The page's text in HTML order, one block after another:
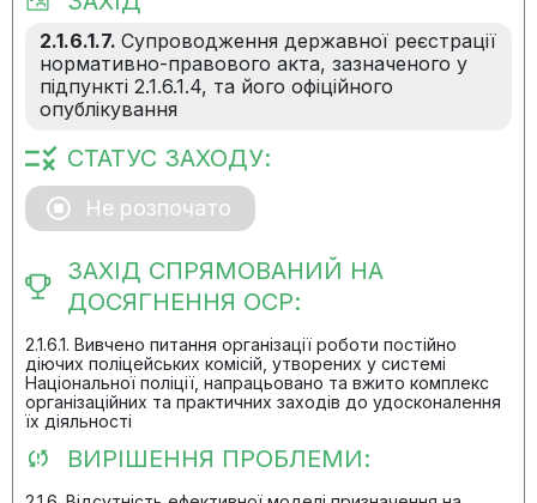
2.1.6.1.7. Супроводження державної реєстрації
нормативно-правового акта, зазначеного у
підпункті 2.1.6.1.4, та його офіційного
опублікування
СТАТУС ЗАХОДУ:
Не розпочато
ЗАХІД СПРЯМОВАНИЙ НА
ДОСЯГНЕННЯ ОСР:
2.1.6.1. Вивчено питання організації роботи постійно
діючих поліцейських комісій, утворених у системі
Національної поліції, напрацьовано та вжито комплекс
організаційних та практичних заходів до удосконалення
їх діяльності
ВИРІШЕННЯ ПРОБЛЕМИ: